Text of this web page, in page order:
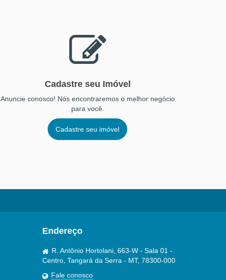
Cadastre seu Imóvel
Anuncie conosco! Nós encontraremos o melhor negócio
para você.
Cadastre seu imóvel
Endereço
R. Antônio Hortolani, 663-W - Sala 01 -
Centro, Tangará da Serra - MT, 78300-000
Fale conosco